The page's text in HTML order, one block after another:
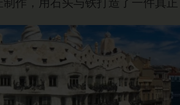
作，用石头与铁打造了一件真正